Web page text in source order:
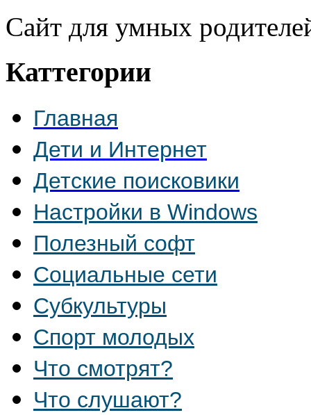
Сайт для умных
Каттегории
Главная
Дети и Интернет
Детские поисковики
Настройки в Windows
Полезный софт
Социальные сети
Субкультуры
Спорт молодых
Что смотрят?
Что слушают?